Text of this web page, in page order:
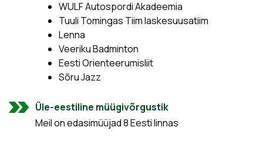
WULF Autospordi Akadeemia
Tuuli Tomingas Tiim laskesuusatiim
Lenna
Veeriku Badminton
Eesti Orienteerumisliit
Sõru Jazz
Üle-eestiline müügivõrgustik
Meil on edasimüüjad 8 Eesti linnas